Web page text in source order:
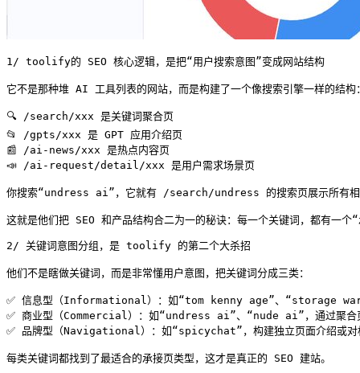
1/ toolify的 SEO 核心逻辑，是把“用户搜索意图”变成网站结构
它不是那种堆 AI 工具列表的网站，而是构建了一个像搜索引擎一样的结构
🔍 /search/xxx 是关键词聚合页
📂 /gpts/xxx 是 GPT 应用介绍页
📰 /ai-news/xxx 是热点内容页
📣 /ai-request/detail/xxx 是用户需求场景页
你搜索“undress ai”，它就有 /search/undress 的搜索页展示所有相关
这就是他们把 SEO 和产品结构合二为一的秘诀：每一个关键词，都有一个
2/ 关键词意图分组，是 toolify 的第二个大杀招
他们不是瞎做关键词，而是非常懂用户意图，把关键词分成三类：
✅ 信息型（Informational）：如“tom kenny age”、“storage
✅ 商业型（Commercial）：如“undress ai”、“nude ai”，通过聚合
✅ 品牌型（Navigational）：如“spicychat”，构建独立页面介绍或对
每类关键词都找到了最适合的承接页类型，这才是真正的 SEO 建站。